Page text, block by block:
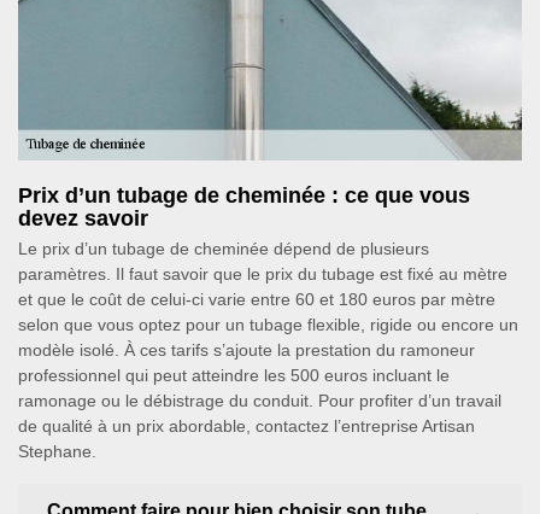
Prix d’un tubage de cheminée : ce que vous
devez savoir
Le prix d’un tubage de cheminée dépend de plusieurs
paramètres. Il faut savoir que le prix du tubage est fixé au mètre
et que le coût de celui-ci varie entre 60 et 180 euros par mètre
selon que vous optez pour un tubage flexible, rigide ou encore un
modèle isolé. À ces tarifs s’ajoute la prestation du ramoneur
professionnel qui peut atteindre les 500 euros incluant le
ramonage ou le débistrage du conduit. Pour profiter d’un travail
de qualité à un prix abordable, contactez l’entreprise Artisan
Stephane.